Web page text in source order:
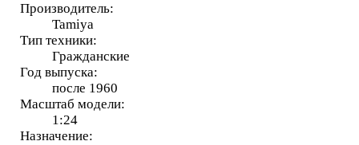
Производитель:
Tamiya
Тип техники:
Гражданские
Год выпуска:
после 1960
Масштаб модели:
1:24
Назначение: